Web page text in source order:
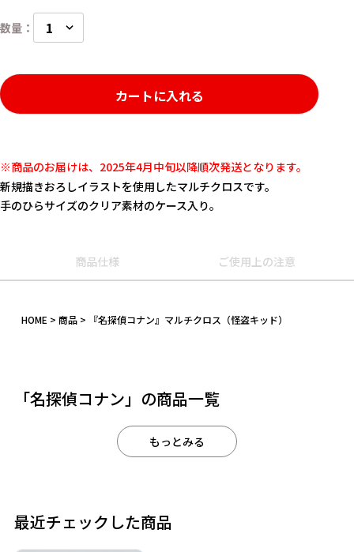
カートに入れる
※商品のお届けは、2025年4月中旬以降順次発送となります。
新規描きおろしイラストを使用したマルチクロスです。
手のひらサイズのクリア素材のケース入り。
商品仕様 ご使用上の注意
HOME 商品 『名探偵コナン』マルチクロス（怪盗キッド）
「名探偵コナン」の商品一覧
もっとみる
最近チェックした商品
カテゴリ
予約販売